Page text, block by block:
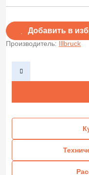
Добавить в
Производитель: Illbruck